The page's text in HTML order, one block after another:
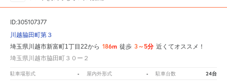
ID:305107377
川越脇田町第３
埼玉県川越市新富町1丁目22から 186m 徒歩 3～5分 近くてオススメ！
埼玉県川越市脇田町３０ー２
駐車場形式 - 屋内外形式 - 駐車台数 24台